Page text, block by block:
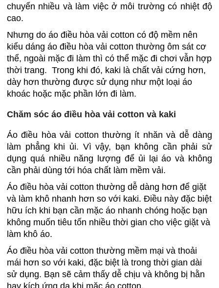
chuyển nhiều và làm việc ở môi trường có nhiệt độ
cao.
Nhưng do áo điều hòa vải cotton có độ mềm nên
kiểu dáng áo điều hòa vải cotton thường ôm sát cơ
thể, ngoài mặc đi làm thì có thể mặc đi chơi vẫn hợp
thời trang. Trong khi đó, kaki là chất vải cứng hơn,
dày hơn thường được sử dụng như một loại áo
khoác hoặc mặc phần lớn đi làm.
Chăm sóc áo điều hòa vải cotton và kaki
Áo điều hòa vải cotton thường ít nhăn và dễ dàng
làm phẳng khi ủi. Vì vậy, bạn không cần phải sử
dụng quá nhiều năng lượng để ủi lại áo và không
cần phải dùng tới hóa chất làm mềm vải.
Áo điều hòa vải cotton thường dễ dàng hơn để giặt
và làm khô nhanh hơn so với kaki. Điều này đặc biệt
hữu ích khi bạn cần mặc áo nhanh chóng hoặc bạn
không muốn tiêu tốn nhiều thời gian cho việc giặt và
làm khô áo.
Áo điều hòa vải cotton thường mềm mại và thoải
mái hơn so với kaki, đặc biệt là trong thời gian dài
sử dụng. Bạn sẽ cảm thấy dễ chịu và không bị hằn
hay kích ứng da khi mặc áo cotton.